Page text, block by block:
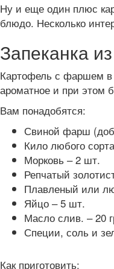
Ну и еще один плюс
блюдо. Несколько
Запеканка
Картофель с фаршем в
ароматное и при этом
Вам понадобятся:
Свиной фарш
Кило любого
Морковь – 2 шт.
Репчатый
Плавленый или
Яйцо – 5 шт.
Масло слив. – 20
Специи, соль и
Как приготовить: